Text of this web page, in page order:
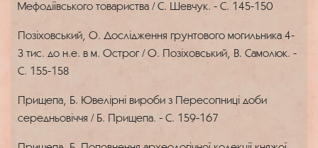
Мефодіївського товариства / С. Шевчук. - С. 145-150
Позіховський, О. Дослідження грунтового могильника 4-
3 тис. до н.е. в м. Острог / О. Позіховський, В. Самолюк. -
С. 155-158
Прищепа, Б. Ювелірні вироби з Пересопниці доби
середньовіччя / Б. Прищепа. - С. 159-167